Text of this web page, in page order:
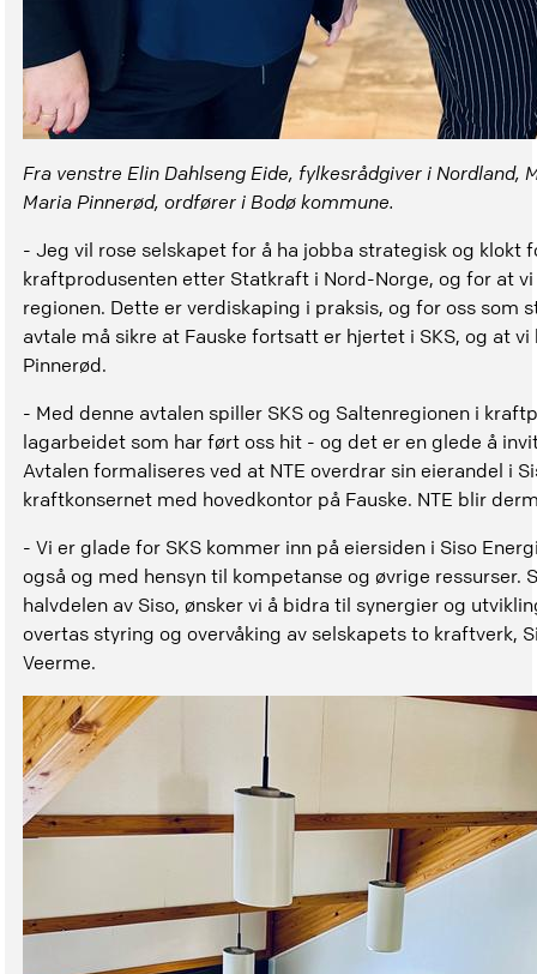
Fra venstre Elin Dahlseng Eide, fylkesrådgiver i Nordland,
Maria Pinnerød, ordfører i Bodø kommune.
- Jeg vil rose selskapet for å ha jobba strategisk og klokt
kraftprodusenten etter Statkraft i Nord-Norge, og for at
regionen. Dette er verdiskaping i praksis, og for oss som
avtale må sikre at Fauske fortsatt er hjertet i SKS, og at
Pinnerød.
- Med denne avtalen spiller SKS og Saltenregionen i
lagarbeidet som har ført oss hit - og det er en glede å
Avtalen formaliseres ved at NTE overdrar sin eierandel i
kraftkonsernet med hovedkontor på Fauske. NTE blir
- Vi er glade for SKS kommer inn på eiersiden i Siso
også og med hensyn til kompetanse og øvrige
halvdelen av Siso, ønsker vi å bidra til synergier og
overtas styring og overvåking av selskapets to kraftverk,
Veerme.